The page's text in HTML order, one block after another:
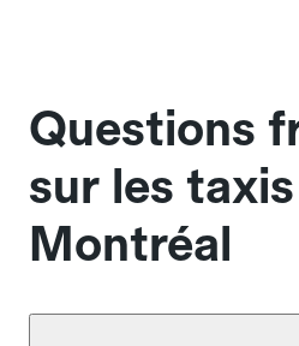
Questions
sur les
Montréal